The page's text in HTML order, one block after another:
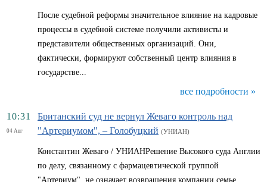
После судебной реформы значительное влияние на кадровые
процессы в судебной системе получили активисты и
представители общественных организаций. Они,
фактически, формируют собственный центр влияния в
государстве...
все подробности »
10:31
04 Авг
Британский суд не вернул Жеваго контроль над
"Артериумом", – Голобуцкий (УНИАН)
Константин Жеваго / УНИАНРешение Высокого суда Англии
по делу, связанному с фармацевтической группой
"Артериум", не означает возвращения компании семье